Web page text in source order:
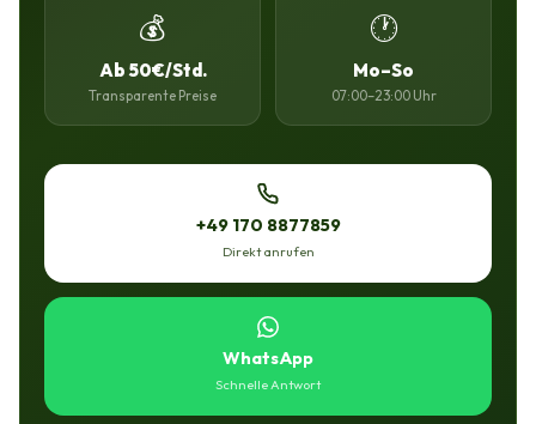
💰
Ab 50€/Std.
Transparente Preise
🕐
Mo–So
07:00–23:00 Uhr
+49 170 8877859
Direkt anrufen
WhatsApp
Schnelle Antwort